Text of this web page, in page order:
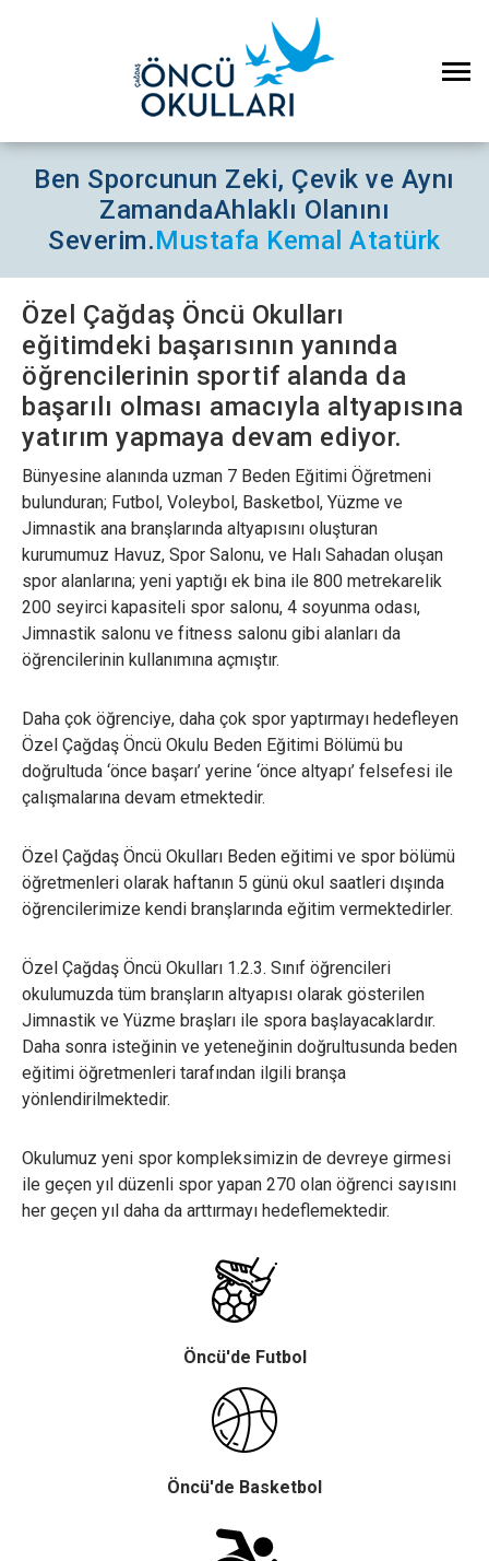
Ben Sporcunun Zeki, Çevik ve Aynı
ZamandaAhlaklı Olanını
Severim.Mustafa Kemal Atatürk
Özel Çağdaş Öncü Okulları
eğitimdeki başarısının yanında
öğrencilerinin sportif alanda da
başarılı olması amacıyla altyapısına
yatırım yapmaya devam ediyor.
Bünyesine alanında uzman 7 Beden Eğitimi Öğretmeni
bulunduran; Futbol, Voleybol, Basketbol, Yüzme ve
Jimnastik ana branşlarında altyapısını oluşturan
kurumumuz Havuz, Spor Salonu, ve Halı Sahadan oluşan
spor alanlarına; yeni yaptığı ek bina ile 800 metrekarelik
200 seyirci kapasiteli spor salonu, 4 soyunma odası,
Jimnastik salonu ve fitness salonu gibi alanları da
öğrencilerinin kullanımına açmıştır.
Daha çok öğrenciye, daha çok spor yaptırmayı hedefleyen
Özel Çağdaş Öncü Okulu Beden Eğitimi Bölümü bu
doğrultuda ‘önce başarı’ yerine ‘önce altyapı’ felsefesi ile
çalışmalarına devam etmektedir.
Özel Çağdaş Öncü Okulları Beden eğitimi ve spor bölümü
öğretmenleri olarak haftanın 5 günü okul saatleri dışında
öğrencilerimize kendi branşlarında eğitim vermektedirler.
Özel Çağdaş Öncü Okulları 1.2.3. Sınıf öğrencileri
okulumuzda tüm branşların altyapısı olarak gösterilen
Jimnastik ve Yüzme braşları ile spora başlayacaklardır.
Daha sonra isteğinin ve yeteneğinin doğrultusunda beden
eğitimi öğretmenleri tarafından ilgili branşa
yönlendirilmektedir.
Okulumuz yeni spor kompleksimizin de devreye girmesi
ile geçen yıl düzenli spor yapan 270 olan öğrenci sayısını
her geçen yıl daha da arttırmayı hedeflemektedir.
Öncü'de Futbol
Öncü'de Basketbol
Çerez Ayarları Gizlilik Tercihleri
Aşağıdaki paneli kullanarak web sitemizde aktif olmasını
Zorunlu ve Teknik Çerezler
Web sitemizin temel fonksiyonlarının düzgün çalışması,
Performans ve Analiz Çerezleri
Sitemizi kaç kişinin ziyaret ettiğini anlamamıza, sayfaların
iyileştirmemize yardımcı olur.
Pazarlama ve Hedefleme Çerezleri